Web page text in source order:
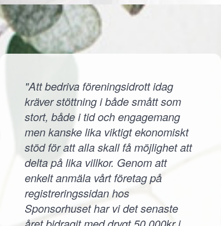
"Att bedriva föreningsidrott idag
kräver stöttning i både smått som
stort, både i tid och engagemang
men kanske lika viktigt ekonomiskt
stöd för att alla skall få möjlighet att
delta på lika villkor. Genom att
enkelt anmäla vårt företag på
registreringssidan hos
Sponsorhuset har vi det senaste